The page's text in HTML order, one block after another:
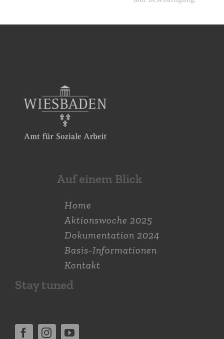
Auf einem Blick
Home
Aktions­woche 2025
Dokumen­tation 2024
Basis-Informationen
Kontakt
Stay tuned